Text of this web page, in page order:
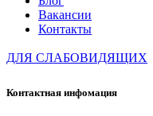
Вакансии
Контакты
ДЛЯ СЛАБОВИДЯЩИХ
Контактная инфомация